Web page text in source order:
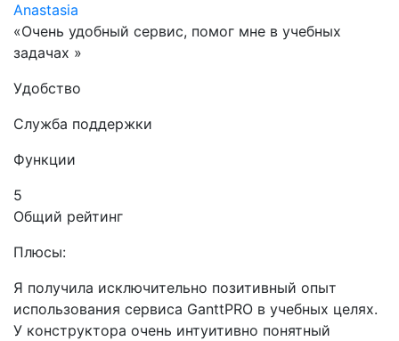
Anastasia
«Очень удобный сервис, помог мне в учебных
задачах »
Удобство
Служба поддержки
Функции
5
Общий рейтинг
Плюсы:
Я получила исключительно позитивный опыт
использования сервиса GanttPRO в учебных целях.
У конструктора очень интуитивно понятный